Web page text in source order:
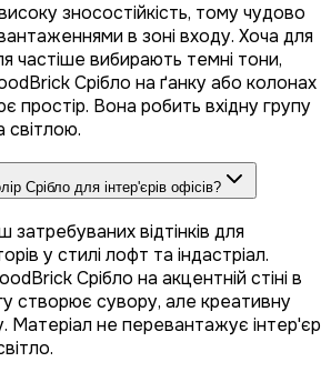
зносостійкість, тому чудово
в зоні входу. Хоча для
частіше вибирають темні тони,
Срібло на ґанку або колонах
простір. Вона робить вхідну групу
світлою.
Срібло для інтер'єрів офісів?
затребуваних відтінків для
у стилі лофт та індастріал.
Срібло на акцентній стіні в
створює сувору, але креативну
Матеріал не перевантажує інтер'єр